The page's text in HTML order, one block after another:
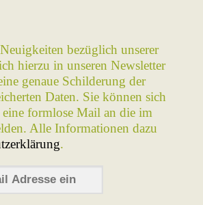
bezüglich unserer
hierzu in unseren Newsletter
genaue Schilderung der
Daten. Sie können sich
formlose Mail an die im
Alle Informationen dazu
.